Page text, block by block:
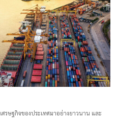
รษฐกิจของประเทศมาอย่างยาวนาน และ